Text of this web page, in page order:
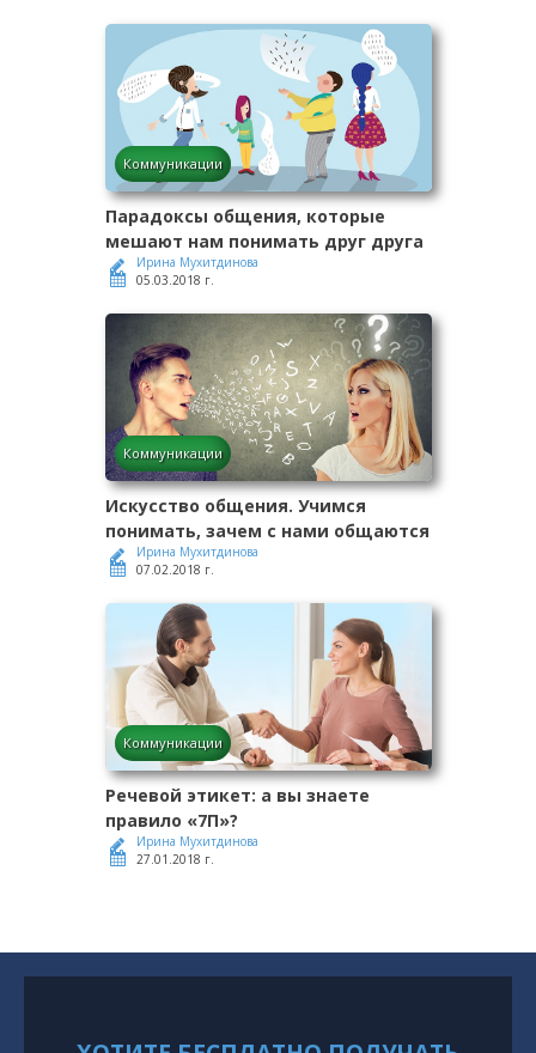
Коммуникации
Парадоксы общения, которые
мешают нам понимать друг друга
Ирина Мухитдинова
05.03.2018 г.
Коммуникации
Искусство общения. Учимся
понимать, зачем с нами общаются
Ирина Мухитдинова
07.02.2018 г.
Коммуникации
Речевой этикет: а вы знаете
правило «7П»?
Ирина Мухитдинова
27.01.2018 г.